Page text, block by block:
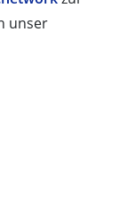
unser